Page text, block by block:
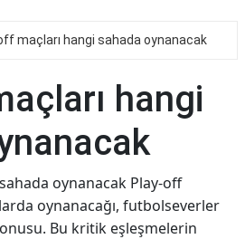
maçları hangi sahada oynanacak
hangi
oynanacak Play-off
oynanacağı, futbolseverler
Bu kritik eşleşmelerin